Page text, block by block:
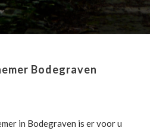
Bodegraven
in Bodegraven is er voor u